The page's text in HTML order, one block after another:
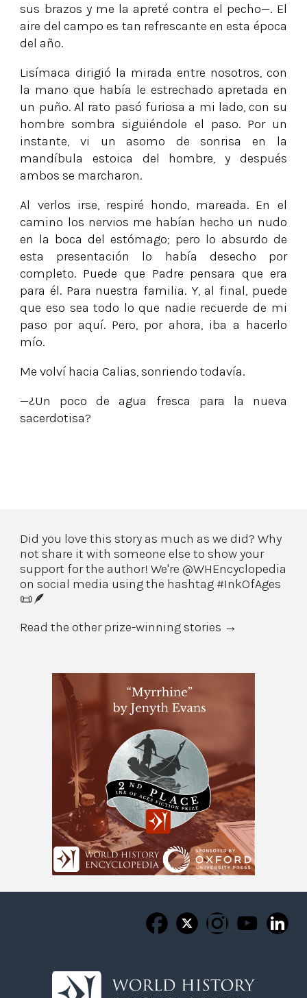
sus brazos y me la apreté contra el pecho—. El
aire del campo es tan refrescante en esta época
del año.
Lisímaca dirigió la mirada entre nosotros, con
la mano que había le estrechado apretada en
un puño. Al rato pasó furiosa a mi lado, con su
hombre sombra siguiéndole el paso. Por un
instante, vi un asomo de sonrisa en la
mandíbula estoica del hombre, y después
ambos se marcharon.
Al verlos irse, respiré hondo, mareada. En el
camino los nervios me habían hecho un nudo
en la boca del estómago; pero lo absurdo de
esta presentación lo había desecho por
completo. Puede que Padre pensara que era
para él. Para nuestra familia. Y, al final, puede
que eso sea todo lo que nadie recuerde de mi
paso por aquí. Pero, por ahora, iba a hacerlo
mío.
Me volví hacia Calias, sonriendo todavía.
—¿Un poco de agua fresca para la nueva
sacerdotisa?
Did you love this story as much as we did? Why
not share it with someone else to show your
support for the author! We're @WHEncyclopedia
on social media using the hashtag #InkOfAges
📜🪶
Read the other prize-winning stories →